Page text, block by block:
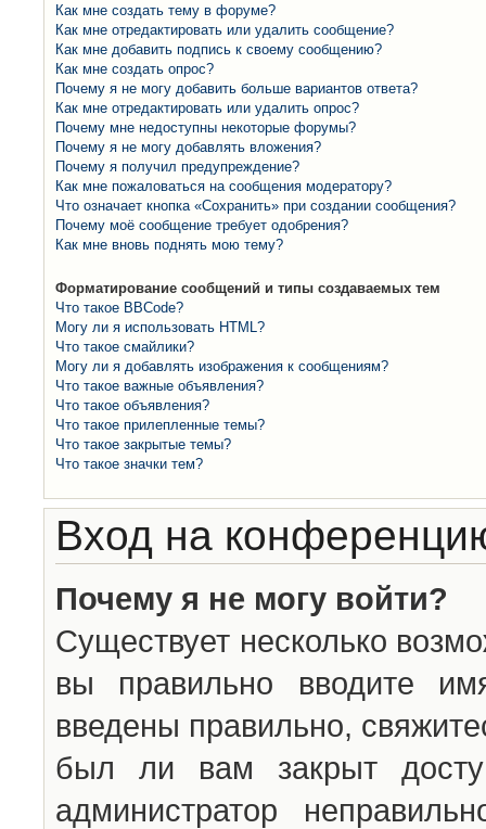
Как мне создать тему в форуме?
Как мне отредактировать или удалить сообщение?
Как мне добавить подпись к своему сообщению?
Как мне создать опрос?
Почему я не могу добавить больше вариантов ответа?
Как мне отредактировать или удалить опрос?
Почему мне недоступны некоторые форумы?
Почему я не могу добавлять вложения?
Почему я получил предупреждение?
Как мне пожаловаться на сообщения модератору?
Что означает кнопка «Сохранить» при создании сообщения?
Почему моё сообщение требует одобрения?
Как мне вновь поднять мою тему?
Форматирование сообщений и типы создаваемых тем
Что такое BBCode?
Могу ли я использовать HTML?
Что такое смайлики?
Могу ли я добавлять изображения к сообщениям?
Что такое важные объявления?
Что такое объявления?
Что такое прилепленные темы?
Что такое закрытые темы?
Что такое значки тем?
Вход на
Почему я не могу войти?
Существует несколько
вы правильно вводите
введены правильно,
был ли вам закрыт
администратор